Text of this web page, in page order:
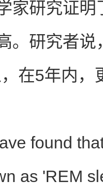
研究证明
。研究者
在5年内
found that
as 'REM